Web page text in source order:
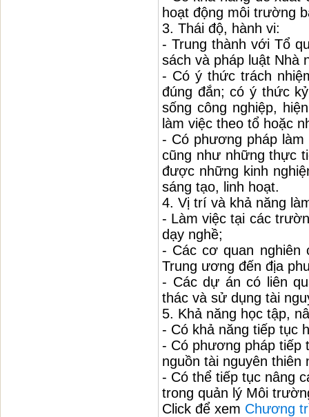
hoạt động môi trường
3. Thái độ, hành vi:
- Trung thành với Tổ
sách và pháp luật Nhà
- Có ý thức trách
đúng đắn; có ý thức
sống công nghiệp,
làm việc theo tổ hoặc
- Có phương pháp
cũng như những thực
được những kinh
sáng tạo, linh hoạt.
4. Vị trí và khả năng
- Làm việc tại các
dạy nghề;
- Các cơ quan nghiên
Trung ương đến địa
- Các dự án có liên
thác và sử dụng tài
5. Khả năng học tập,
- Có khả năng tiếp tục
- Có phương pháp tiếp
nguồn tài nguyên thiên
- Có thể tiếp tục nâng
trong quản lý Môi
Click để xem Chương